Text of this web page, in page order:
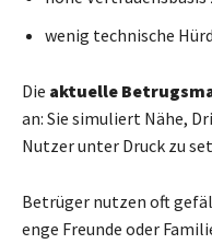
wenig technische
Die aktuelle
an: Sie simuliert Nähe,
Nutzer unter Druck zu
Betrüger nutzen oft
enge Freunde oder